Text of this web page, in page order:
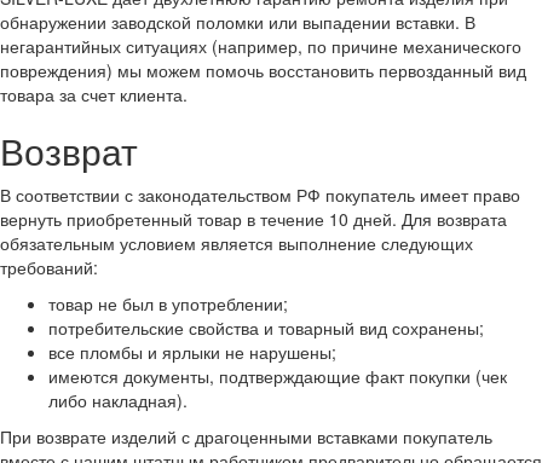
обнаружении заводской поломки или выпадении вставки. В
негарантийных ситуациях (например, по причине механического
повреждения) мы можем помочь восстановить первозданный вид
товара за счет клиента.
Возврат
В соответствии с законодательством РФ покупатель имеет право
вернуть приобретенный товар в течение 10 дней. Для возврата
обязательным условием является выполнение следующих
требований:
товар не был в употреблении;
потребительские свойства и товарный вид сохранены;
все пломбы и ярлыки не нарушены;
имеются документы, подтверждающие факт покупки (чек
либо накладная).
При возврате изделий с драгоценными вставками покупатель